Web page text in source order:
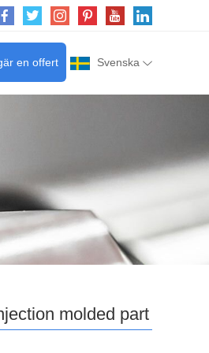
Svenska
en offert
molded part